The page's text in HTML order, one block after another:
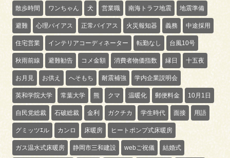
散歩時間 ワンちゃん 犬 営業職 南海トラフ地震 地震準備
避難 心理バイアス 正常バイアス 火災報知器 義務 中途採用
住宅営業 インテリアコーディネーター 転勤なし 台風10号
秋雨前線 避難勧告 コメ金額 消費者物価指数 縁日 十五夜
お月見 お供え へそもち 耐震補強 学内企業説明会
英和学院大学 常葉大学 熊 クマ 温暖化 郵便料金 10月1日
自民党総裁 石破総裁 金利 ガクチカ 学生時代 面接 用語
グミッツｴル カンロ 床暖房 ヒートポンプ式床暖房
ガス温水式床暖房 静岡市三和建設 webご祝儀 結婚式